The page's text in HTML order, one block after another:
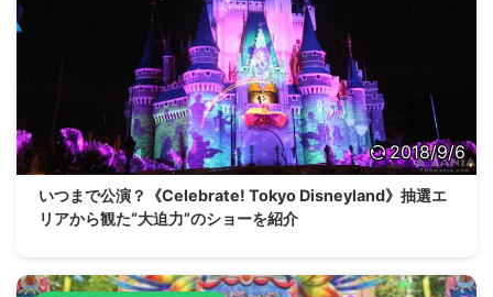
2018/9/6
いつまで公演？《Celebrate! Tokyo Disneyland》抽選エ
リアから観た“大迫力”のショーを紹介